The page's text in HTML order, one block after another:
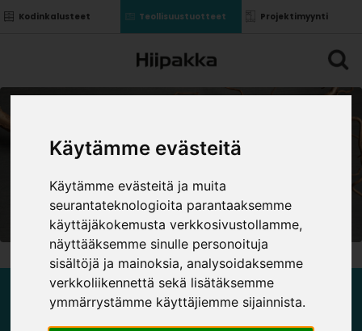
Käytämme evästeitä
Käytämme evästeitä ja muita
seurantateknologioita parantaaksemme
käyttäjäkokemusta verkkosivustollamme,
näyttääksemme sinulle personoituja
sisältöjä ja mainoksia, analysoidaksemme
verkkoliikennettä sekä lisätäksemme
ymmärrystämme käyttäjiemme sijainnista.
Kodinkalusteet Teollisuustuotteet Projektimyynti
CC 192